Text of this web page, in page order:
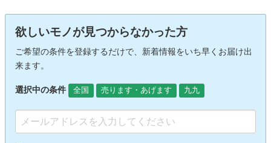
欲しいモノが見つからなかった方
ご希望の条件を登録するだけで、新着情報をいち早くお届け出
来ます。
選択中の条件 全国 売ります・あげます 九九